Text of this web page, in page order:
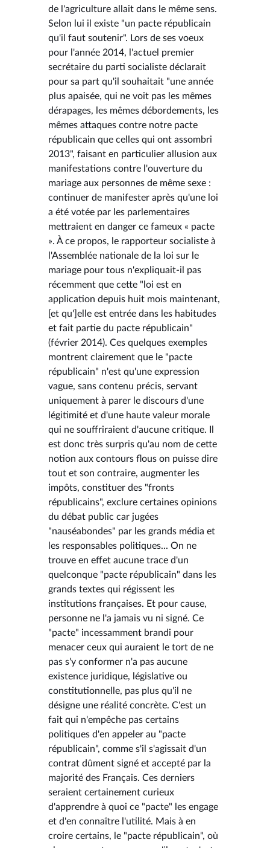
de l'agriculture allait dans le même sens.
Selon lui il existe "un pacte républicain
qu'il faut soutenir". Lors de ses voeux
pour l'année 2014, l'actuel premier
secrétaire du parti socialiste déclarait
pour sa part qu'il souhaitait "une année
plus apaisée, qui ne voit pas les mêmes
dérapages, les mêmes débordements, les
mêmes attaques contre notre pacte
républicain que celles qui ont assombri
2013", faisant en particulier allusion aux
manifestations contre l'ouverture du
mariage aux personnes de même sexe :
continuer de manifester après qu'une loi
a été votée par les parlementaires
mettraient en danger ce fameux « pacte
». À ce propos, le rapporteur socialiste à
l'Assemblée nationale de la loi sur le
mariage pour tous n'expliquait-il pas
récemment que cette "loi est en
application depuis huit mois maintenant,
[et qu']elle est entrée dans les habitudes
et fait partie du pacte républicain"
(février 2014). Ces quelques exemples
montrent clairement que le "pacte
républicain" n'est qu'une expression
vague, sans contenu précis, servant
uniquement à parer le discours d'une
légitimité et d'une haute valeur morale
qui ne souffriraient d'aucune critique. Il
est donc très surpris qu'au nom de cette
notion aux contours flous on puisse dire
tout et son contraire, augmenter les
impôts, constituer des "fronts
républicains", exclure certaines opinions
du débat public car jugées
"nauséabondes" par les grands média et
les responsables politiques... On ne
trouve en effet aucune trace d'un
quelconque "pacte républicain" dans les
grands textes qui régissent les
institutions françaises. Et pour cause,
personne ne l'a jamais vu ni signé. Ce
"pacte" incessamment brandi pour
menacer ceux qui auraient le tort de ne
pas s'y conformer n'a pas aucune
existence juridique, législative ou
constitutionnelle, pas plus qu'il ne
désigne une réalité concrète. C'est un
fait qui n'empêche pas certains
politiques d'en appeler au "pacte
républicain", comme s'il s'agissait d'un
contrat dûment signé et accepté par la
majorité des Français. Ces derniers
seraient certainement curieux
d'apprendre à quoi ce "pacte" les engage
et d'en connaître l'utilité. Mais à en
croire certains, le "pacte républicain", où